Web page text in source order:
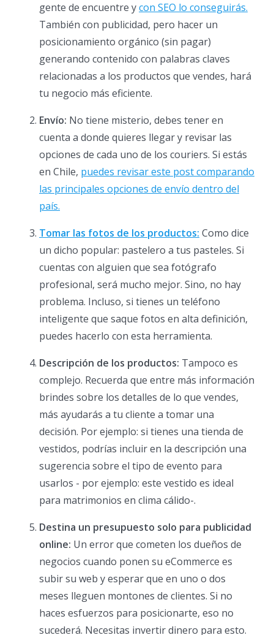
gente de encuentre ycon SEO lo conseguirás.
También con publicidad, pero hacer un
posicionamiento orgánico (sin pagar)
generando contenido con palabras claves
relacionadas a los productos que vendes, hará
tu negocio más eficiente.
Envío: No tiene misterio, debes tener en
cuenta a donde quieres llegar y revisar las
opciones de cada uno de los couriers. Si estás
en Chile, puedes revisar este post comparando
las principales opciones de envío dentro del
país.
Tomar las fotos de los productos: Como dice
un dicho popular: pastelero a tus pasteles. Si
cuentas con alguien que sea fotógrafo
profesional, será mucho mejor. Sino, no hay
problema. Incluso, si tienes un teléfono
inteligente que saque fotos en alta definición,
puedes hacerlo con esta herramienta.
Descripción de los productos: Tampoco es
complejo. Recuerda que entre más información
brindes sobre los detalles de lo que vendes,
más ayudarás a tu cliente a tomar una
decisión. Por ejemplo: si tienes una tienda de
vestidos, podrías incluir en la descripción una
sugerencia sobre el tipo de evento para
usarlos - por ejemplo: este vestido es ideal
para matrimonios en clima cálido-.
Destina un presupuesto solo para publicidad
online: Un error que cometen los dueños de
negocios cuando ponen su eCommerce es
subir su web y esperar que en uno o dos
meses lleguen montones de clientes. Si no
haces esfuerzos para posicionarte, eso no
sucederá. Necesitas invertir dinero para esto.